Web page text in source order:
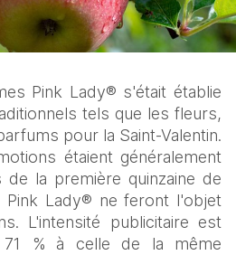
Pink Lady® s'était établie
tels que les fleurs,
pour la Saint-Valentin.
étaient généralement
de la première quinzaine de
Pink Lady® ne feront l'objet
L'intensité publicitaire est
71 % à celle de la même